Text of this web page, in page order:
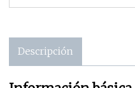
Descripción